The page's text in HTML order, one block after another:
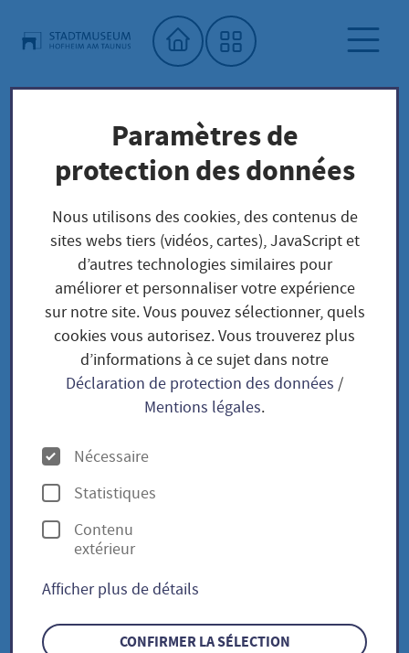
Accueil"
Musée municipal Expositions temporaires
Archiv
Archiv
Sonderausstellungen 2026 -
Expositions spéciales 2021 -
2025
Sonderausstellungen 2016 -
2020
Paramètres de
protection des données
Nous utilisons des cookies, des contenus de
sites webs tiers (vidéos, cartes), JavaScript et
d’autres technologies similaires pour
améliorer et personnaliser votre expérience
sur notre site. Vous pouvez sélectionner, quels
cookies vous autorisez. Vous trouverez plus
d’informations à ce sujet dans notre
Déclaration de protection des données /
Mentions légales.
O
p
t
i
n
s
Nécessaire
Statistiques
Contenu
extérieur
Afficher plus de détails
CONFIRMER LA SÉLECTION